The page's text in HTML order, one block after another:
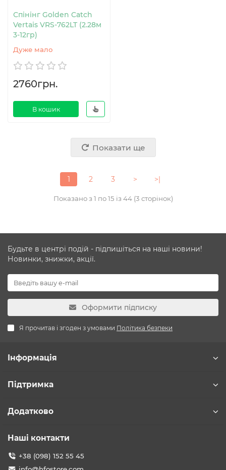
Спінінг Golden Catch
Vertais VRS-762LT (2.28м
3-12гр)
Дуже мало
2760грн.
В кошик
Показати ще
1 2 3 > >|
Показано з 1 по 15 із 44 (3 сторінок)
Будьте в центрі подій - підпишіться на наші новини!
Новинки, знижки, акції.
Оформити підписку
Я прочитав і згоден з умовами Політика безпеки
Інформація
Підтримка
Додатково
Наші контакти
+38 (098) 152 55 45